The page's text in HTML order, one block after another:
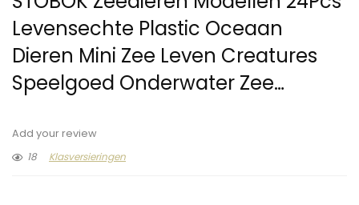
Levensechte Plastic Oceaan
Dieren Mini Zee Leven Creatures
Speelgoed Onderwater Zee…
Add your review
18
Klasversieringen